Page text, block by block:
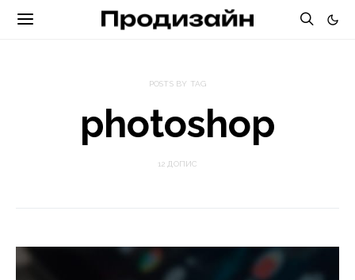
POSTS BY TAG
photoshop
12 ДОПИС